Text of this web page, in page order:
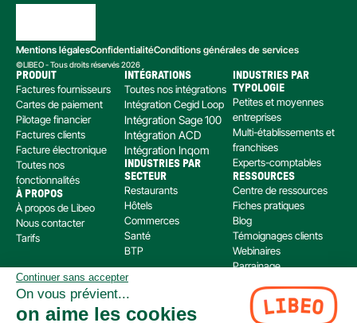
Mentions légalesConfidentialitéConditions générales de services
©LIBEO - Tous droits réservés 2026
Libeo, société par actions simplifiée immatriculée au RCS de Créteil, dont le siège social
est situé au 112 Avenue de Paris, 94300 Vincennes, est enregistré auprès de l’Organisme
PRODUIT
Factures fournisseurs
Cartes de paiement
Pilotage financier
Factures clients
Facture électronique
Toutes nos
fonctionnalités
À PROPOS
À propos de Libeo
Nous contacter
Tarifs
INTÉGRATIONS
Toutes nos intégrations
Intégration Cegid Loop
Intégration Sage 100
Intégration ACD
Intégration Inqom
INDUSTRIES PAR
SECTEUR
Restaurants
Hôtels
Commerces
Santé
BTP
INDUSTRIES PAR
TYPOLOGIE
Petites et moyennes
entreprises
Multi-établissements et
franchises
Experts-comptables
RESSOURCES
Centre de ressources
Fiches pratiques
Blog
Témoignages clients
Webinaires
Parrainage
Continuer sans accepter
On vous prévient...
on aime les cookies